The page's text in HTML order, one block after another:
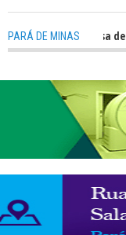
PARÁ DE MINAS
Política precisa de